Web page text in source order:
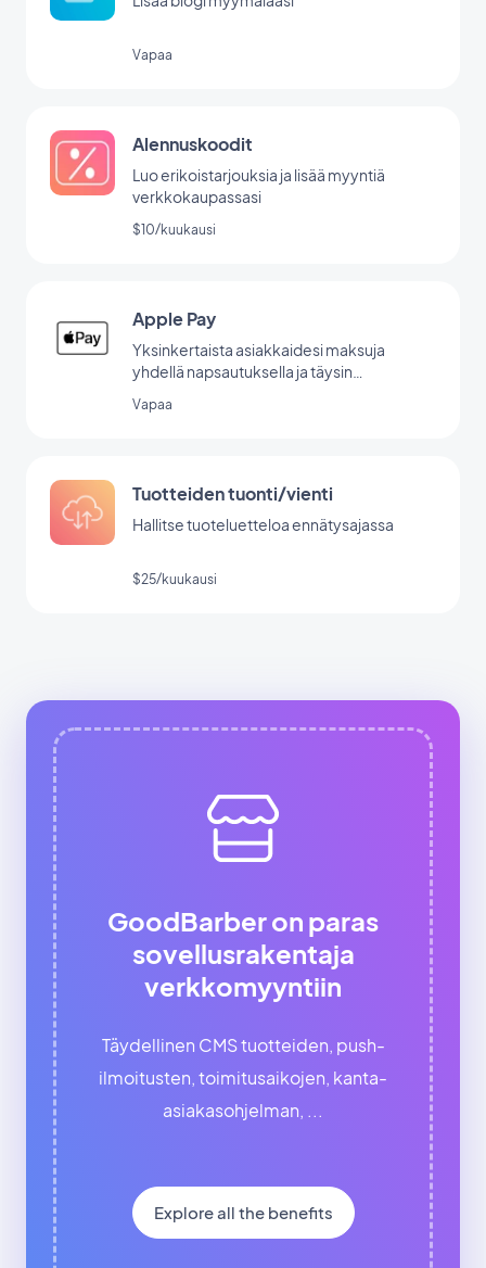
Vapaa
Alennuskoodit
Luo erikoistarjouksia ja lisää myyntiä
verkkokaupassasi
$10/kuukausi
Apple Pay
Yksinkertaista asiakkaidesi maksuja
yhdellä napsautuksella ja täysin
Vapaa
Tuotteiden tuonti/vienti
Hallitse tuoteluetteloa ennätysajassa
$25/kuukausi
GoodBarber on paras
sovellusrakentaja
verkkomyyntiin
Täydellinen CMS tuotteiden, push-
ilmoitusten, toimitusaikojen, kanta-
asiakasohjelman, ...
Explore all the benefits